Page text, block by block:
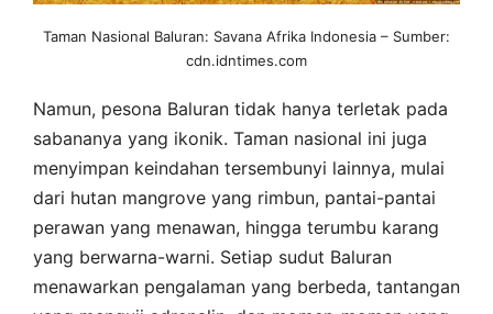
Taman Nasional Baluran: Savana Afrika Indonesia – Sumber:
cdn.idntimes.com
Namun, pesona Baluran tidak hanya terletak pada
sabananya yang ikonik. Taman nasional ini juga
menyimpan keindahan tersembunyi lainnya, mulai
dari hutan mangrove yang rimbun, pantai-pantai
perawan yang menawan, hingga terumbu karang
yang berwarna-warni. Setiap sudut Baluran
menawarkan pengalaman yang berbeda, tantangan